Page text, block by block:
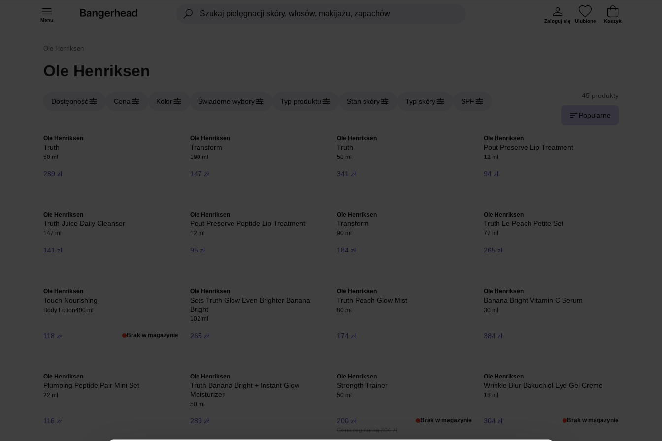
Menu Zaloguj się Ulubione Koszyk
Ole Henriksen
Ole Henriksen
Dostępność Cena Kolor Świadome wybory Typ produktu Stan skóry Typ skóry SPF
45 produkty
Popularne
Ole Henriksen
Truth
50 ml
289 zł
Ole Henriksen
Transform
190 ml
147 zł
Ole Henriksen
Truth
50 ml
341 zł
Ole Henriksen
Pout Preserve Lip Treatment
12 ml
94 zł
Ole Henriksen
Truth Juice Daily Cleanser
147 ml
141 zł
Ole Henriksen
Pout Preserve Peptide Lip Treatment
12 ml
95 zł
Ole Henriksen
Transform
90 ml
184 zł
Ole Henriksen
Truth Le Peach Petite Set
77 ml
265 zł
Ole Henriksen
Touch Nourishing
Body Lotion400 ml
118 zł Brak w magazynie
Ole Henriksen
Sets Truth Glow Even Brighter Banana
Bright
102 ml
265 zł
Ole Henriksen
Truth Peach Glow Mist
80 ml
174 zł
Ole Henriksen
Banana Bright Vitamin C Serum
30 ml
384 zł
Ole Henriksen
Plumping Peptide Pair Mini Set
22 ml
116 zł
Ole Henriksen
Truth Banana Bright + Instant Glow
Moisturizer
50 ml
289 zł
Ole Henriksen
Strength Trainer
50 ml
200 zł
Cena regularna 304 zł
Brak w magazynie
Ole Henriksen
Wrinkle Blur Bakuchiol Eye Gel Creme
18 ml
304 zł Brak w magazynie